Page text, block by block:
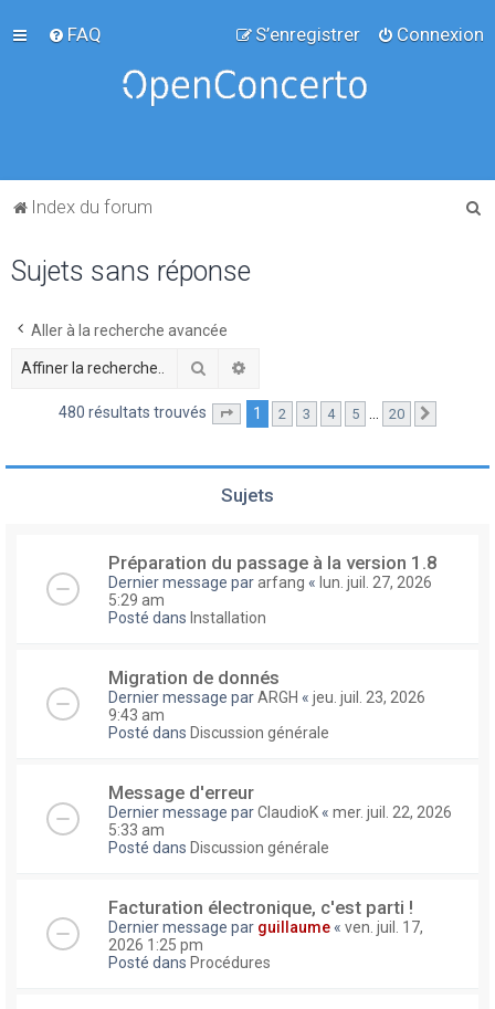
FAQ Connexion
S’enregistrer
Index du forum
Sujets sans réponse
Aller à la recherche avancée
Rechercher
480 résultats trouvés Page sur20
1 2 3 4 5 … 20
Sujets
Préparation du passage à la version 1.8
Dernier message pararfang « lun. juil. 27, 2026
5:29 am
Posté dans Installation
Migration de donnés
Dernier message parARGH « jeu. juil. 23, 2026
9:43 am
Posté dans Discussion générale
Message d'erreur
Dernier message parClaudioK « mer. juil. 22, 2026
5:33 am
Posté dans Discussion générale
Facturation électronique, c'est parti !
Dernier message par guillaume « ven. juil. 17,
2026 1:25 pm
Posté dans Procédures